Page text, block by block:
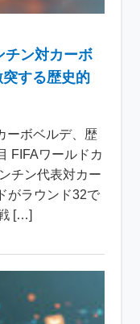
チン対カーボ
する歴史的
ーボベルデ、歴
FIFAワールドカ
チン代表対カー
がラウンド32で
[…]